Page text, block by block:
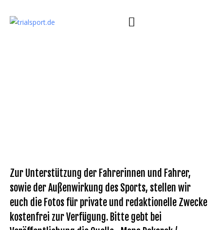
Inhalt
Zur Unterstützung der Fahrerinnen und Fahrer,
sowie der Außenwirkung des Sports, stellen wir
euch die Fotos für private und redaktionelle Zwecke
kostenfrei zur Verfügung. Bitte gebt bei